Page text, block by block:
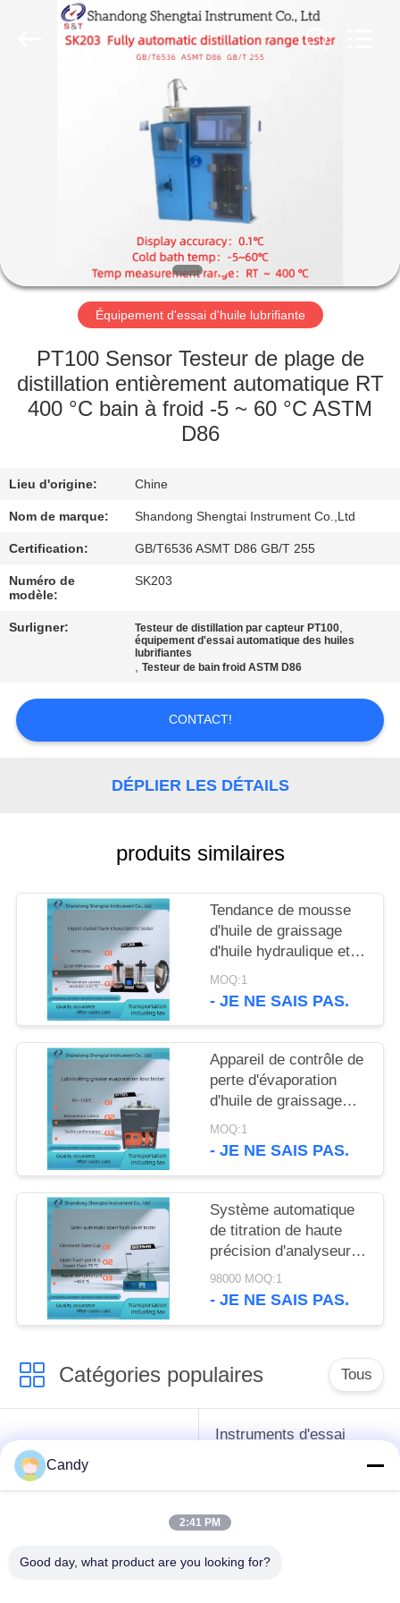
DE
NOUS
VISITE
D'USINE
QUALITÉ
CONTACTEZ-
NOUS
DEMANDEZ
CITATION
PLAN
POLICY
Équipement d'essai d'huile lubrifiante
PT100 Sensor Testeur de plage de
distillation entièrement automatique RT
400 °C bain à froid -5 ~ 60 °C ASTM
D86
Lieu d'origine: Chine
Nom de marque: Shandong Shengtai Instrument Co.,Ltd
Certification: GB/T6536 ASMT D86 GB/T 255
Numéro de
modèle:
SK203
Surligner: Testeur de distillation par capteur PT100,
équipement d'essai automatique des huiles
lubrifiantes
,Testeur de bain froid ASTM D86
CONTACT!
DÉPLIER LES DÉTAILS
produits similaires
Tendance de mousse
d'huile de graissage
d'huile hydraulique et
appareil de contrôle
ASTM D892 de stabilité
MOQ:1
- JE NE SAIS PAS.
Appareil de contrôle de
perte d'évaporation
d'huile de graissage
d'ASTM D972 à toute
température entre le ℃
MOQ:1
- JE NE SAIS PAS.
Système automatique
de titration de haute
précision d'analyseur
d'azote de ST115C
kjeldahl
98000 MOQ:1
- JE NE SAIS PAS.
Catégories populaires Tous
instruments de essai
de pétrole
Instruments d'essai
graisse
Équipement d'essai
d'huile de
Candy
2:41 PM
Good day, what product are you looking for?